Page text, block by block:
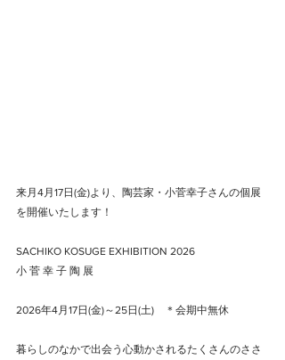
来月4月17日(金)より、陶芸家・小菅幸子さんの個展
を開催いたします！
SACHIKO KOSUGE EXHIBITION 2026
小 菅 幸 子 陶 展
2026年4月17日(金)～25日(土)　＊会期中無休
暮らしのなかで出会う心動かされるたくさんのささ